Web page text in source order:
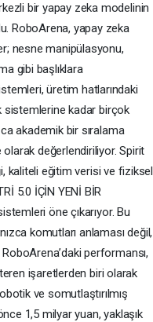
bir yapay zeka modelinin
RoboArena, yapay zeka
nesne manipülasyonu,
gibi başlıklara
üretim hatlarındaki
sistemlerine kadar birçok
akademik bir sıralama
değerlendiriliyor. Spirit
kaliteli eğitim verisi ve fiziksel
5.0 İÇİN YENİ BİR
öne çıkarıyor. Bu
komutları anlaması değil,
performansı,
işaretlerden biri olarak
ve somutlaştırılmış
1,5 milyar yuan, yaklaşık